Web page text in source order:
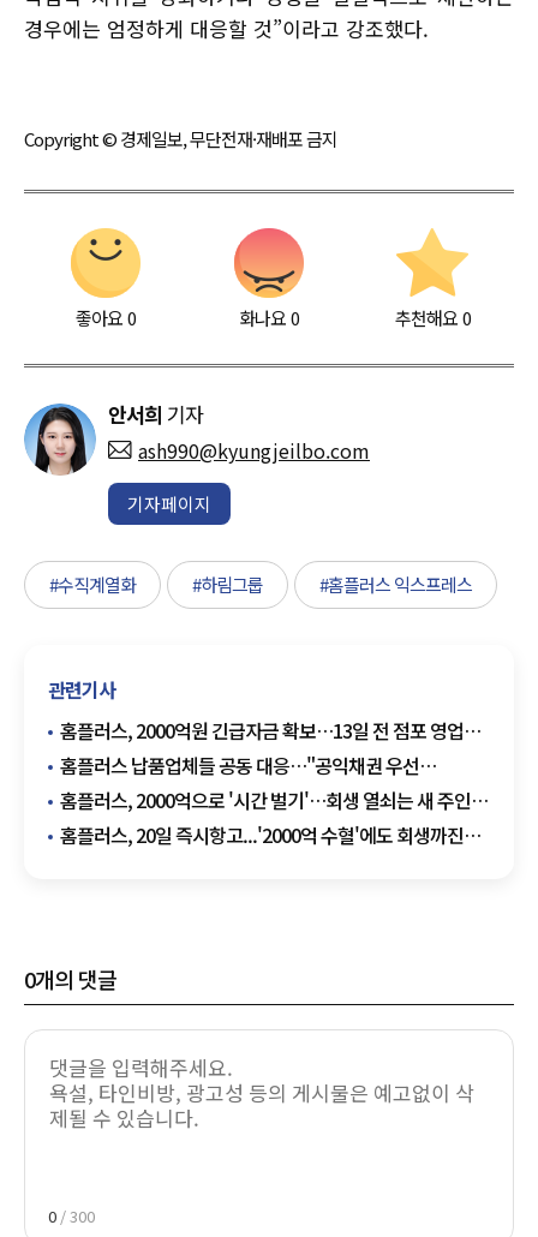
경우에는 엄정하게 대응할 것”이라고 강조했다.
Copyright © 경제일보, 무단전재·재배포 금지
좋아요0 화나요0 추천해요 0
안서희 기자
ash990@kyungjeilbo.com
기자페이지
#수직계열화 #하림그룹 #홈플러스 익스프레스
관련기사
홈플러스, 2000억원 긴급자금 확보…13일 전 점포 영업
재개
홈플러스 납품업체들 공동 대응…"공익채권 우선
변제하라"
홈플러스, 2000억으로 '시간 벌기'…회생 열쇠는 새 주인
찾기
홈플러스, 20일 즉시항고...'2000억 수혈'에도 회생까진
0개의 댓글
0 / 300